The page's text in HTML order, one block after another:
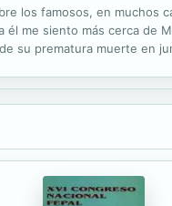
los famosos, en muchos
me siento más cerca de
su prematura muerte en